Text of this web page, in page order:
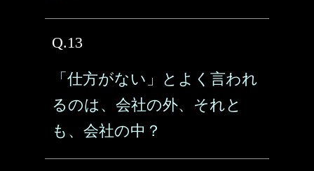
Q.13
「仕方がない」とよく言われ
るのは、会社の外、それと
も、会社の中？